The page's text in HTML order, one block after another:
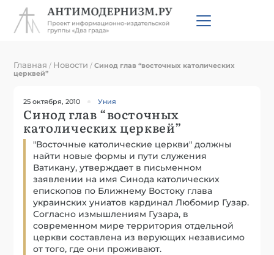
Главная / Новости /Синод глав “восточных католических
церквей”
25 октября, 2010 Уния
Синод глав “восточных
католических церквей”
"Восточные католические церкви" должны
найти новые формы и пути служения
Ватикану, утверждает в письменном
заявлении на имя Синода католических
епископов по Ближнему Востоку глава
украинских униатов кардинал Любомир Гузар.
Согласно измышлениям Гузара, в
современном мире территория отдельной
церкви составлена из верующих независимо
от того, где они проживают.